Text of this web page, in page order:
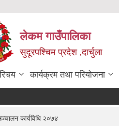
लेकम गाउँपालिका
सुदूरपश्चिम प्रदेश ,दार्चुला
कार्यक्रम तथा परियोजना
कार्यविधि २०७४